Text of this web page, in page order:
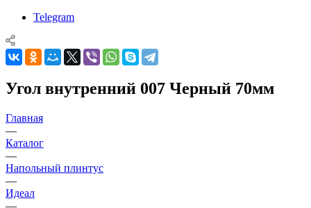
Telegram
Угол внутренний 007 Черный 70мм
Главная
—
Каталог
—
Напольный плинтус
—
Идеал
—